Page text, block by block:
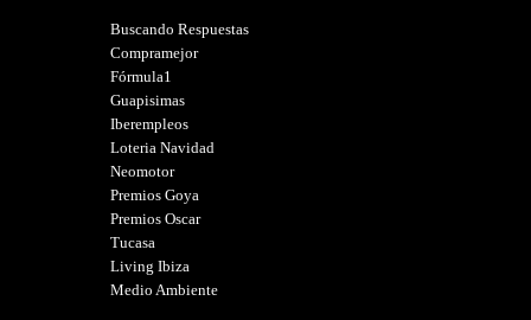
Buscando Respuestas
Compramejor
Fórmula1
Guapisimas
Iberempleos
Loteria Navidad
Neomotor
Premios Goya
Premios Oscar
Tucasa
Living Ibiza
Medio Ambiente